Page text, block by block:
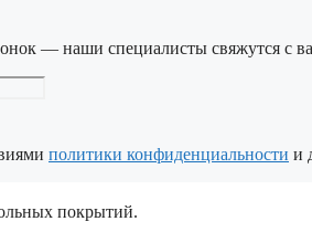
— наши специалисты свяжутся с
политики конфиденциальности и
покрытий.